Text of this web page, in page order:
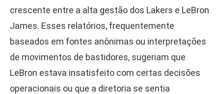
crescente entre a alta gestão dos Lakers e LeBron
James. Esses relatórios, frequentemente
baseados em fontes anônimas ou interpretações
de movimentos de bastidores, sugeriam que
LeBron estava insatisfeito com certas decisões
operacionais ou que a diretoria se sentia